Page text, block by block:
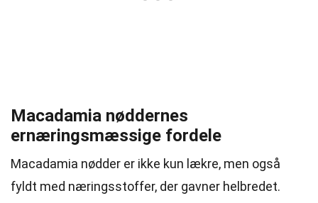
Macadamia nøddernes
ernæringsmæssige fordele
Macadamia nødder er ikke kun lækre, men også
fyldt med næringsstoffer, der gavner helbredet.